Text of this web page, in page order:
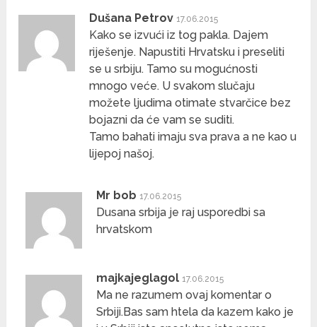
Dušana Petrov 17.06.2015
Kako se izvući iz tog pakla. Dajem
riješenje. Napustiti Hrvatsku i preseliti
se u srbiju. Tamo su mogućnosti
mnogo veće. U svakom slučaju
možete ljudima otimate stvarčice bez
bojazni da će vam se suditi.
Tamo bahati imaju sva prava a ne kao u
lijepoj našoj.
Mr bob 17.06.2015
Dusana srbija je raj usporedbi sa
hrvatskom
majkajeglagol 17.06.2015
Ma ne razumem ovaj komentar o
Srbiji.Bas sam htela da kazem kako je